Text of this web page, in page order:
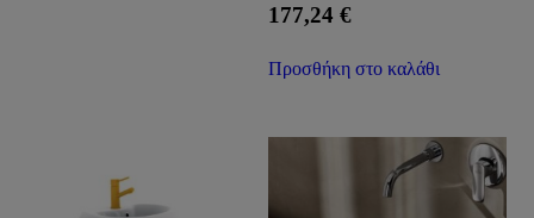
177,24 €
Προσθήκη στο καλάθι